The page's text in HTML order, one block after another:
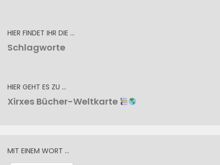
HIER FINDET IHR DIE …
Schlagworte
HIER GEHT ES ZU …
Xirxes Bücher-Weltkarte
MIT EINEM WORT …